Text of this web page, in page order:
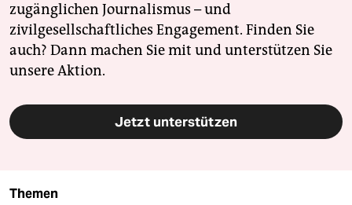
zugänglichen Journalismus – und
zivilgesellschaftliches Engagement. Finden Sie
auch? Dann machen Sie mit und unterstützen Sie
unsere Aktion.
Jetzt unterstützen
Themen